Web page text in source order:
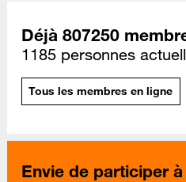
Déjà 807250
1185 personnes
Tous les membres en ligne
Envie de participer